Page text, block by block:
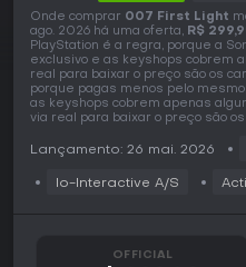
Onde comprar 007 First Light
ago. 2026 há uma oferta, R$
PlayStation é a regra, porque a
exclusivo e as keyshops cobrem
real para baixar o preço são os
porque pagas menos pelo mesmo
as keyshops cobrem apenas
via real para baixar o preço são
Lançamento: 26 mai. 2026
Io-Interactive A/S
OFFICIAL